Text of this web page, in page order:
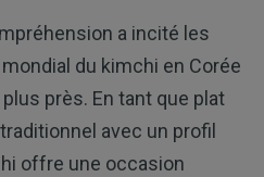
a incité les
du kimchi en Corée
près. En tant que plat
avec un profil
offre une occasion